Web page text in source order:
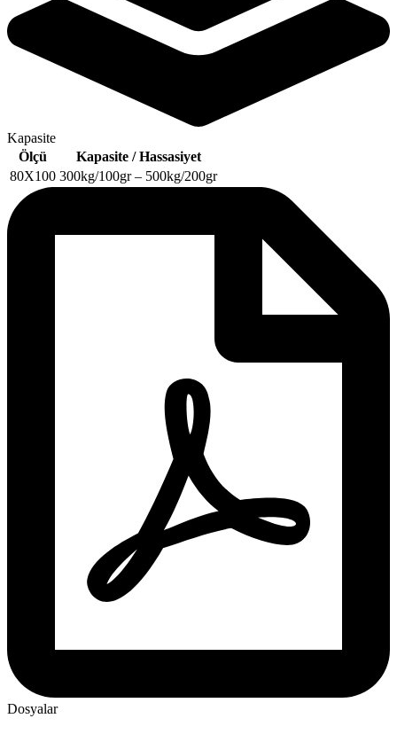
Kapasite
Ölçü
Kapasite / Hassasiyet
80X100 300kg/100gr – 500kg/200gr
Dosyalar